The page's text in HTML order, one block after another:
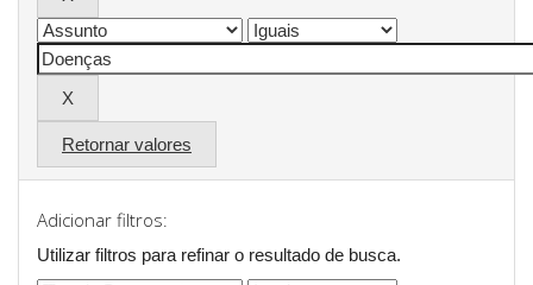
Retornar valores
Adicionar filtros:
Utilizar filtros para refinar o resultado de busca.